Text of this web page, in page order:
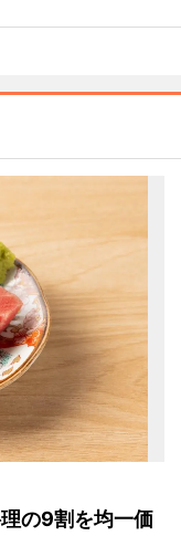
の9割を均一価